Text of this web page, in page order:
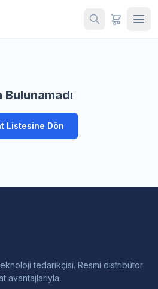
Bulunamadı
Listesine Dön
tedarikçisi. Resmi distribütör
avantajlarıyla.